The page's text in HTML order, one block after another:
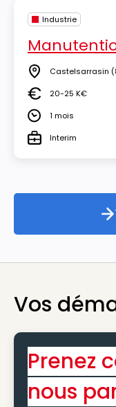
Industrie
Lieu Castelsarrasin
Salaire20-25 K€
Durée1 mois
TypeInterim
Vos
Prenez
nous